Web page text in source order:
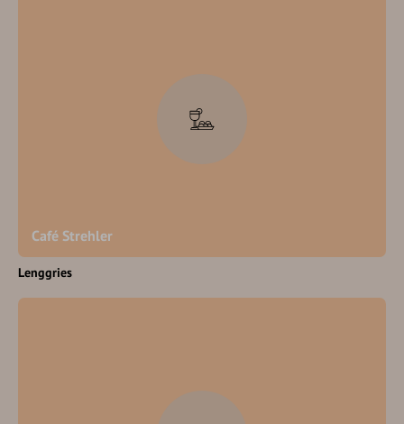
Café Strehler
Lenggries